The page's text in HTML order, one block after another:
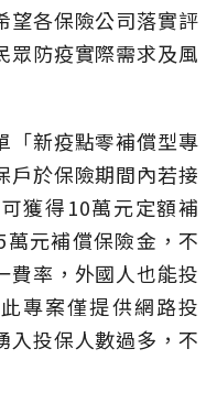
望各保險公司落實評
眾防疫實際需求及風
「新疫點零補償型專
戶於保險期間內若接
獲得10萬元定額補
元補償保險金，不
費率，外國人也能投
專案僅提供網路投
入投保人數過多，不